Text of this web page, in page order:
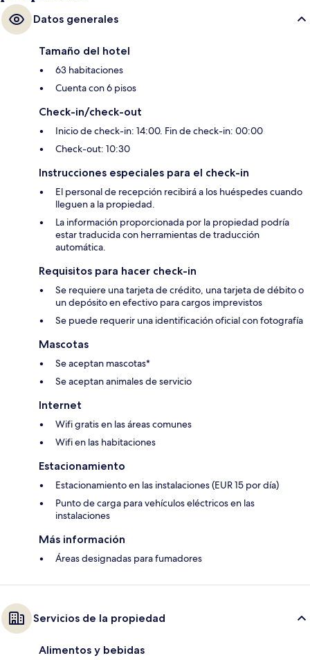
Datos generales
Tamaño del hotel
63 habitaciones
Cuenta con 6 pisos
Check-in/check-out
Inicio de check-in: 14:00. Fin de check-in: 00:00
Check-out: 10:30
Instrucciones especiales para el check-in
El personal de recepción recibirá a los huéspedes cuando
lleguen a la propiedad.
La información proporcionada por la propiedad podría
estar traducida con herramientas de traducción
automática.
Requisitos para hacer check-in
Se requiere una tarjeta de crédito, una tarjeta de débito o
un depósito en efectivo para cargos imprevistos
Se puede requerir una identificación oficial con fotografía
Mascotas
Se aceptan mascotas*
Se aceptan animales de servicio
Internet
Wifi gratis en las áreas comunes
Wifi en las habitaciones
Estacionamiento
Estacionamiento en las instalaciones (EUR 15 por día)
Punto de carga para vehículos eléctricos en las
instalaciones
Más información
Áreas designadas para fumadores
Servicios de la propiedad
Alimentos y bebidas